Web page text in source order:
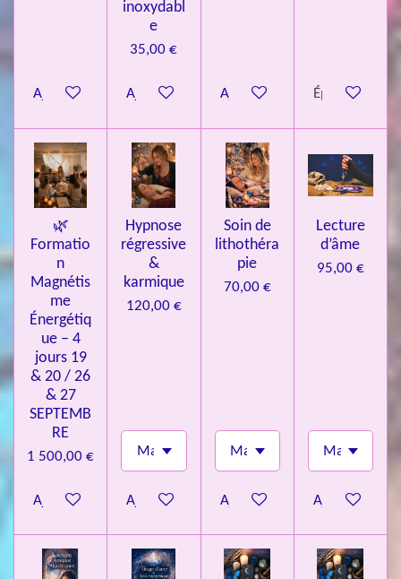
l
Ajouter au panier
inoxydabl
e
35,00 €
Ajouter au panierAjouter au panierÉpuisé
🌿
Formatio
n
Magnétis
me
Énergétiq
ue – 4
jours 19
& 20 / 26
& 27
SEPTEMB
RE
1 500,00 €
Ajouter au panier
Hypnose
régressive
&
karmique
120,00 €
Ajouter au panier
Soin de
lithothéra
pie
70,00 €
Ajouter au panier
Lecture
d’âme
95,00 €
Ajouter au